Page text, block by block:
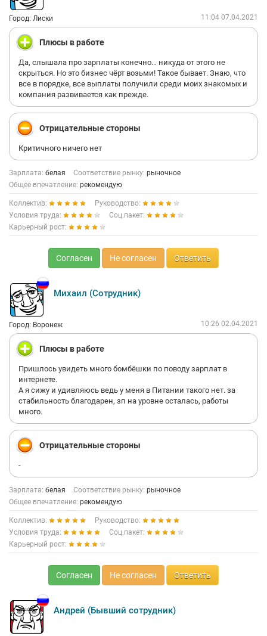
Город: Лиски 11:04 07.04.2021
Плюсы в работе
Да, слышала про зарплаты конечно… никуда от этого не
скрыться. Но это бизнес чёрт возьми! Такое бывает. Знаю, что
все в порядке, все выплаты получили среди моих знакомых и
компания развивается как прежде.
Отрицательные стороны
Критичного ничего нет
Зарплата: белая Соответствие рынку: рыночное
Общее впечатление: рекомендую
Коллектив:
Руководство:
Условия труда:
Соц.пакет:
Карьерный рост:
Согласен Не согласен Ответить
Михаил (Сотрудник)
Город: Воронеж 10:26 02.04.2021
Плюсы в работе
Пришлось увидеть много бомбёшки по поводу зарплат в
интернете.
А я сижу и удивляюсь ведь у меня в Питании такого нет. за
стабильность благодарен, зп на уровне осталась, работы
много.
Отрицательные стороны
-
Зарплата: белая Соответствие рынку: рыночное
Общее впечатление: рекомендую
Коллектив:
Руководство:
Условия труда:
Соц.пакет:
Карьерный рост:
Согласен Не согласен Ответить
Андрей (Бывший сотрудник)